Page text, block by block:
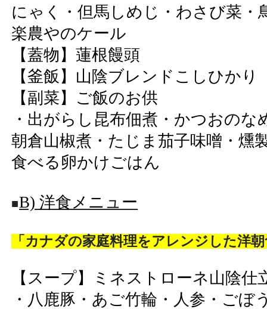
にゃく・但馬しめじ・わさび菜・
楽農やのケール
【蓋物】蓮根饅頭
【釜飯】山陰ブレンドこしひかり
【副菜】ご飯のお供
・出がらし昆布佃煮・かつおのな
朝倉山椒煮・たじま茄子味噌・燻
食べる卵かけごはん
■B) 洋食メニュー
「カナダの家庭料理をアレンジした洋
【スープ】ミネストローネ山陰仕
・八鹿豚・あご竹輪・人参・ごぼ